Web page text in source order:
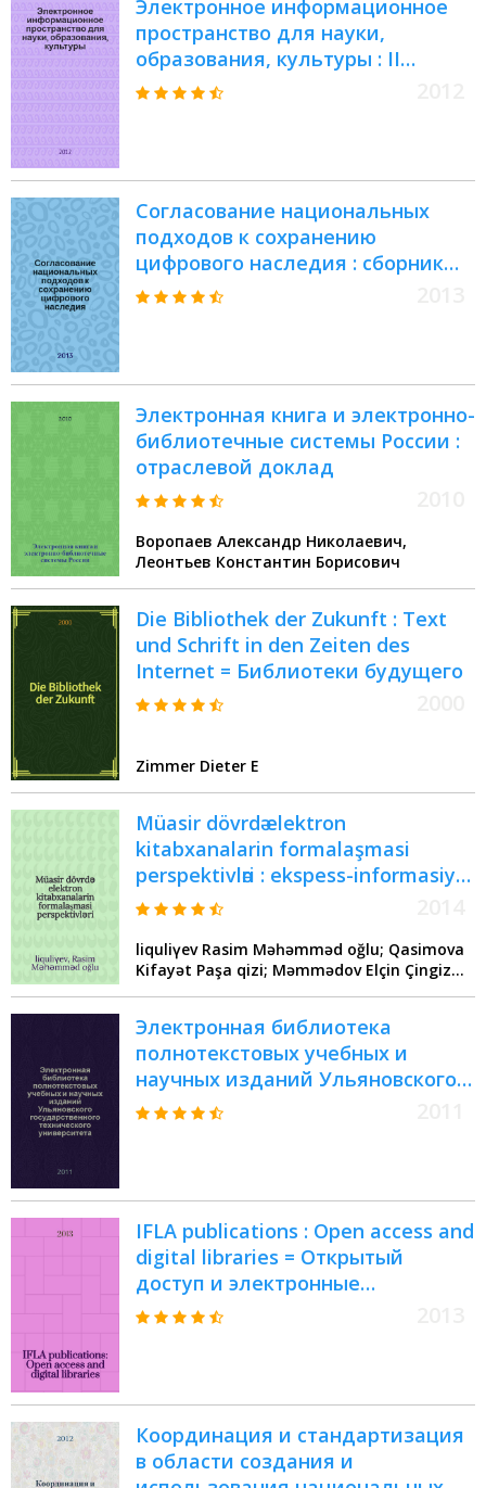
книговедение>
Электронное информационное
пространство для науки,
образования, культуры : II
Международная научно-
материалов Интернет-
конференции
Согласование национальных
подходов к сохранению
цифрового наследия : сборник
работ конференции,
Библиотекой Конгресса США,
Университетом Северного
Техаса и Университетом Оберна,
23-25 мая 2011 г., г. Таллин,
Эстония
Электронная книга и электронно-
библиотечные системы России :
отраслевой доклад
Воропаев Александр Николаевич,
Леонтьев Константин Борисович
Die Bibliothek der Zukunft : Text
und Schrift in den Zeiten des
Internet = Библиотеки будущего
Zimmer Dieter E
Müasir dövrdә elektron
kitabxanalarin formalaşmasi
perspektivlәri : ekspess-informasiya
= Перспективы формирования
современную эпоху
Әliquliүev Rasim Mәһәmmәd oğlu; Qasimova
Kifayәt Paşa qizi; Mәmmәdov Elçin Çingiz
Электронная библиотека
полнотекстовых учебных и
научных изданий Ульяновского
государственного технического
IFLA publications : Open access and
digital libraries = Открытый
доступ и электронные
библиотеки
Координация и стандартизация
в области создания и